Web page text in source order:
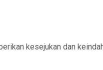
kesejukan dan